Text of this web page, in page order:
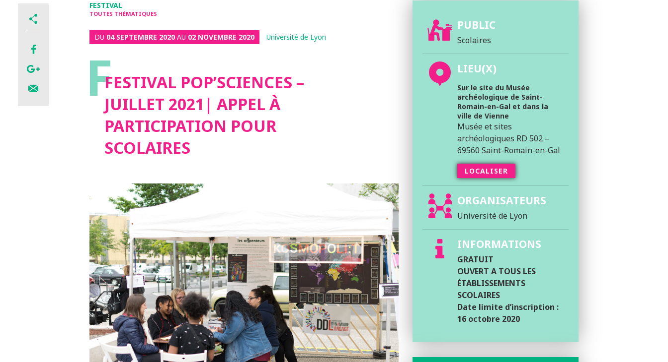
FESTIVAL
TOUTES THÉMATIQUES
DU 04 SEPTEMBRE 2020 AU 02 NOVEMBRE 2020 Université de Lyon
FFESTIVAL POP’SCIENCES –
JUILLET 2021| APPEL À
PARTICIPATION POUR
SCOLAIRES
PUBLIC
Scolaires
LIEU(X)
Sur le site du Musée
archéologique de Saint-
Romain-en-Gal et dans la
ville de Vienne
Musée et sites
archéologiques RD 502 –
69560 Saint-Romain-en-Gal
LOCALISER
ORGANISATEURS
Université de Lyon
INFORMATIONS
GRATUIT
OUVERT A TOUS LES
ÉTABLISSEMENTS
SCOLAIRES
Date limite d’inscription :
16 octobre 2020